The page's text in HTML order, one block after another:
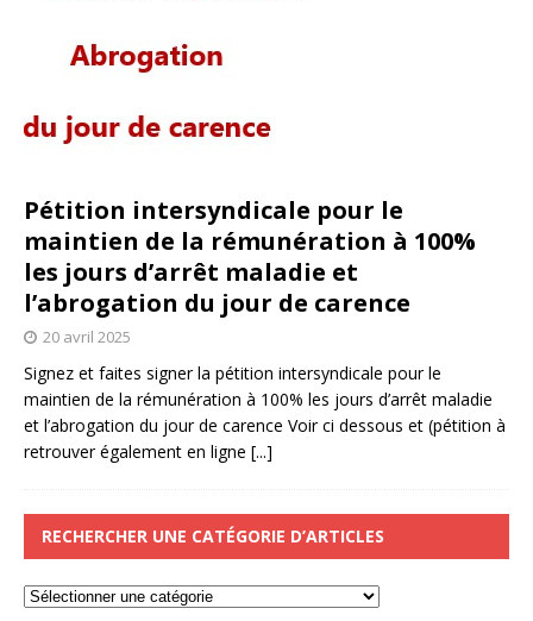
Pétition intersyndicale pour le
maintien de la rémunération à 100%
les jours d’arrêt maladie et
l’abrogation du jour de carence
20 avril 2025
Signez et faites signer la pétition intersyndicale pour le
maintien de la rémunération à 100% les jours d’arrêt maladie
et l’abrogation du jour de carence Voir ci dessous et (pétition à
retrouver également en ligne [...]
RECHERCHER UNE CATÉGORIE D’ARTICLES